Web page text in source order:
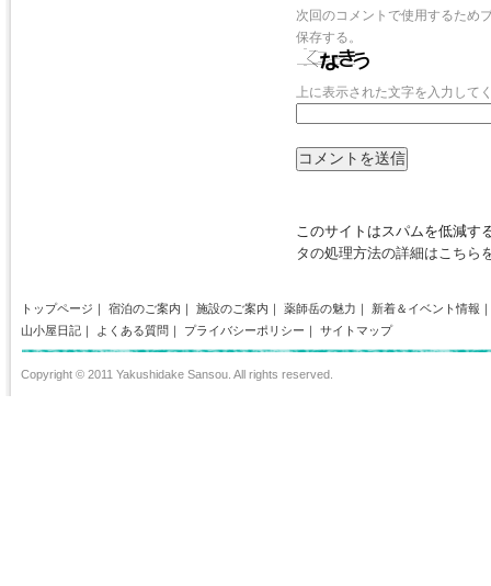
次回のコメントで使用するため
保存する。
上に表示された文字を入力して
このサイトはスパムを低減す
タの処理方法の詳細はこちら
トップページ ｜ 宿泊のご案内 ｜ 施設のご案内 ｜ 薬師岳の魅力 ｜ 新着＆イベント情報 ｜
山小屋日記 ｜ よくある質問 ｜ プライバシーポリシー ｜ サイトマップ
Copyright © 2011 Yakushidake Sansou. All rights reserved.